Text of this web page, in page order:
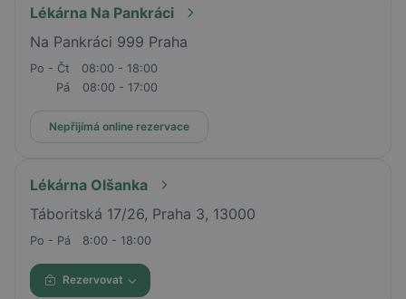
Lékárna Na Pankráci
Na Pankráci 999 Praha
Po - Čt
08:00 - 18:00
Pá
08:00 - 17:00
Nepřijímá online rezervace
Lékárna Olšanka
Táboritská 17/26, Praha 3, 13000
Po - Pá 8:00 - 18:00
Rezervovat